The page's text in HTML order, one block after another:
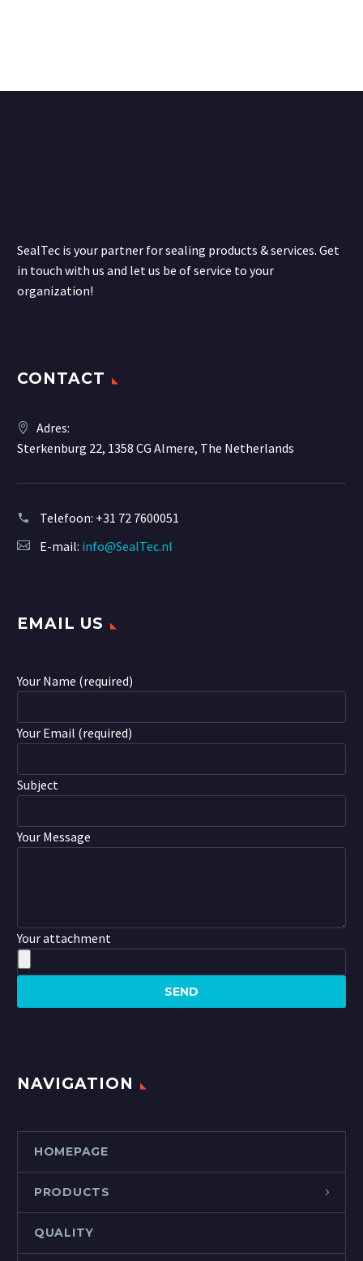
SealTec is your partner for sealing products & services. Get
in touch with us and let us be of service to your
organization!
CONTACT
Adres:
Sterkenburg 22, 1358 CG Almere, The Netherlands
Telefoon: +31 72 7600051
E-mail: info@SealTec.nl
EMAIL US
Your Name (required)
Your Email (required)
Subject
Your Message
Your attachment
NAVIGATION
HOMEPAGE
PRODUCTS
QUALITY